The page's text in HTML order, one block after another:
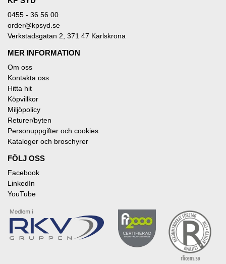
0455 - 36 56 00
order@kpsyd.se
Verkstadsgatan 2, 371 47 Karlskrona
MER INFORMATION
Om oss
Kontakta oss
Hitta hit
Köpvillkor
Miljöpolicy
Returer/byten
Personuppgifter och cookies
Kataloger och broschyrer
FÖLJ OSS
Facebook
LinkedIn
YouTube